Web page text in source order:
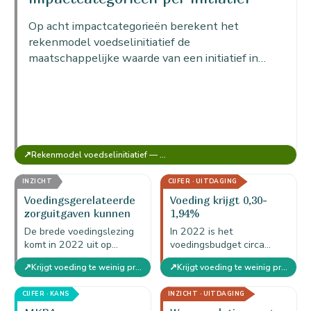
Op acht impactcategorieën berekent het
rekenmodel voedselinitiatief de
maatschappelijke waarde van een initiatief in
↗ Rekenmodel voedselinitiatief — MKBA Food (versie voor 1 initiatief)
INZICHT
Voedingsgerelateerde
zorguitgaven kunnen
€10,4 mld bedragen
De brede voedingslezing
komt in 2022 uit op
€10,379 mld
zorguitgaven, inclusief
bloedsuiker, bloeddruk,
overgewicht en LDL-
↗ Krijgt voeding te weinig preventiebudget?
CIJFER · UITDAGING
Voeding krijgt 0,30-
1,94%
preventiebudget
In 2022 is het
voedingsbudget circa
€30,776 mln: 0,30% bij
de brede
zorguitgavenlezing en
1,94% bij de smalle
↗ Krijgt voeding te weinig preventiebudget?
CIJFER · KANS INZICHT · UITDAGING